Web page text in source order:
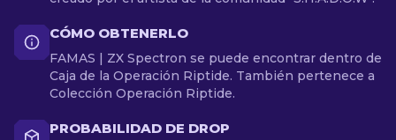
CÓMO OBTENERLO
FAMAS | ZX Spectron se puede encontrar dentro de
Caja de la Operación Riptide. También pertenece a
Colección Operación Riptide.
PROBABILIDAD DE DROP